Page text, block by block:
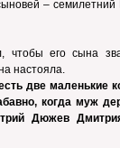
–
чтобы его сына
настояла.
две маленькие
когда муж
Дюжев